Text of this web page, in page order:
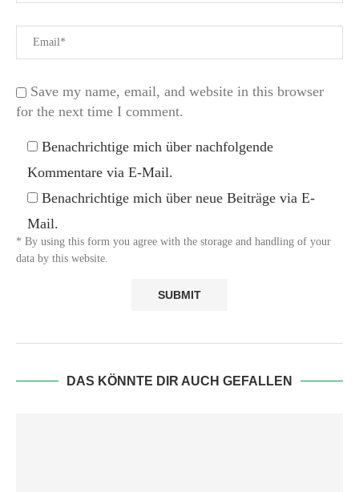
Save my name, email, and website in this browser
for the next time I comment.
Benachrichtige mich über nachfolgende
Kommentare via E-Mail.
Benachrichtige mich über neue Beiträge via E-
Mail.
* By using this form you agree with the storage and handling of your
data by this website.
DAS KÖNNTE DIR AUCH GEFALLEN